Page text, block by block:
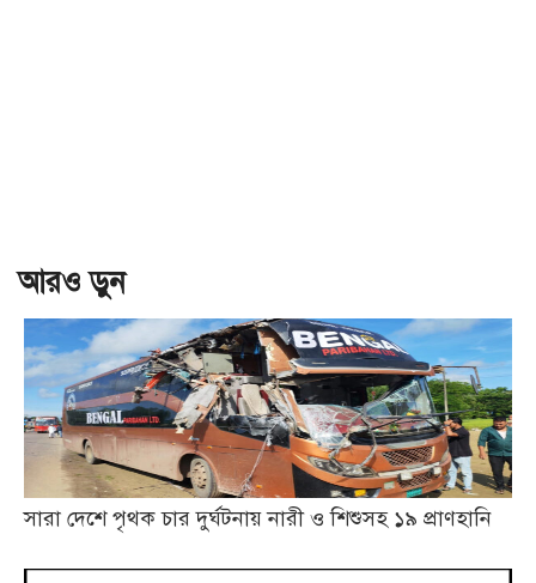
আরও ড়ুন
সারা দেশে পৃথক চার দুর্ঘটনায় নারী ও শিশুসহ ১৯ প্রাণহানি